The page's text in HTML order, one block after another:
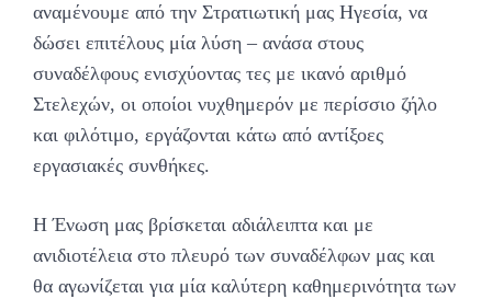
αναμένουμε από την Στρατιωτική μας Ηγεσία, να
δώσει επιτέλους μία λύση – ανάσα στους
συναδέλφους ενισχύοντας τες με ικανό αριθμό
Στελεχών, οι οποίοι νυχθημερόν με περίσσιο ζήλο
και φιλότιμο, εργάζονται κάτω από αντίξοες
εργασιακές συνθήκες.
Η Ένωση μας βρίσκεται αδιάλειπτα και με
ανιδιοτέλεια στο πλευρό των συναδέλφων μας και
θα αγωνίζεται για μία καλύτερη καθημερινότητα των